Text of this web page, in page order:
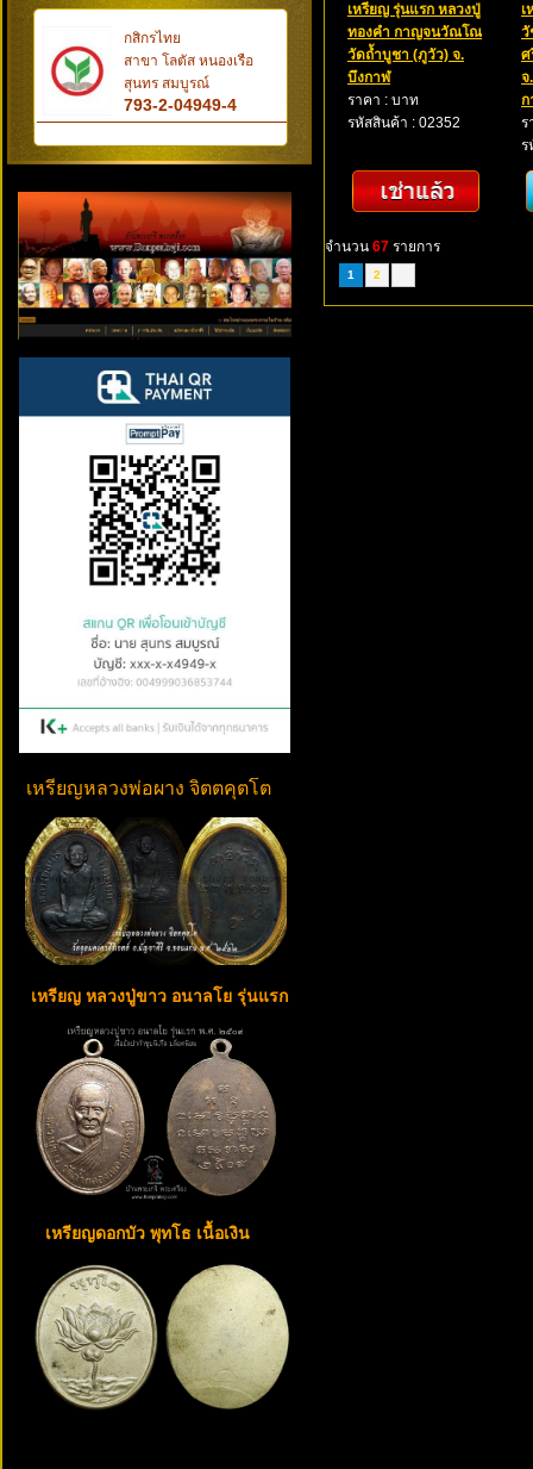
กสิกรไทย
สาขา โลตัส หนองเรือ
สุนทร สมบูรณ์
793-2-04949-4
เหรียญหลวงพ่อผาง จิตตคุตโต
เหรียญ หลวงปู่ขาว อนาลโย รุ่นแรก
เหรียญดอกบัว พุทโธ เนื้อเงิน
เหรียญ รุ่นแรก หลวงปู่
ทองคำ กาญจนวัณโณ
วัดถ้ำบูชา (ภูวัว) จ.
บึงกาฬ
ราคา : บาท
รหัสสินค้า : 02352
เ
วั
ศ
จ
ก
ร
ร
จำนวน 67 รายการ
1 2